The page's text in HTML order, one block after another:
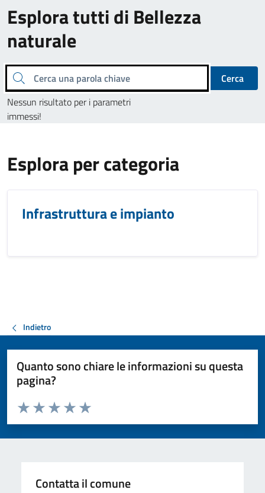
Esplora tutti di Bellezza
naturale
Cerca una parola chiave
Cerca
Nessun risultato per i parametri
immessi!
Esplora per categoria
Infrastruttura e impianto
Indietro
Quanto sono chiare le informazioni su questa
pagina?
Valuta da 1 a 5 stelle la pagina
Valuta 5 stelle su 5
Valuta 4 stelle su 5
Valuta 3 stelle su 5
Valuta 2 stelle su 5
Valuta 1 stelle su 5
Contatta il comune